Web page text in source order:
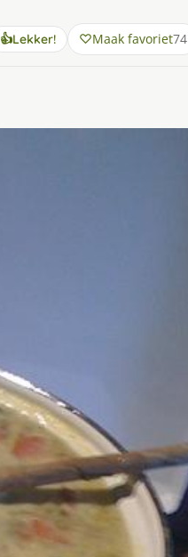
👍Lekker! Maak favoriet74